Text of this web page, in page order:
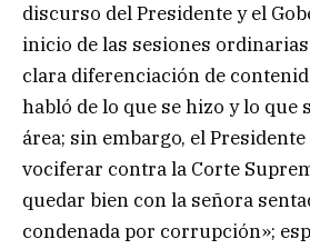
discurso del Presidente y el
inicio de las sesiones
clara diferenciación de
habló de lo que se hizo y lo que
área; sin embargo, el Presidente
vociferar contra la Corte
quedar bien con la señora
condenada por corrupción»;